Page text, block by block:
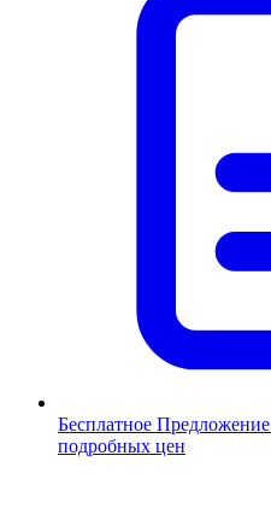
Бесплатное Предложение
подробных цен